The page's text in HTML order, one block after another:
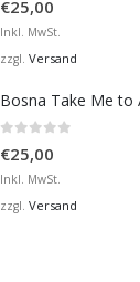
€25,00
Inkl. MwSt.
zzgl. Versand
€25,00
Inkl. MwSt.
zzgl. Versand